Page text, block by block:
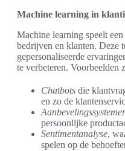
Machine learning in
Machine learning speelt
bedrijven en klanten. Deze
gepersonaliseerde
te verbeteren. Voorbeelden
Chatbots die
en zo de
persoonlijke
Sentimentanalyse,
spelen op de